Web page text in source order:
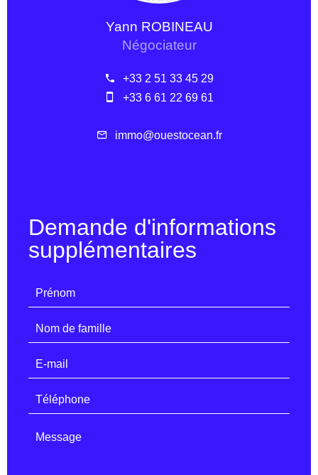
Yann ROBINEAU
Négociateur
+33 2 51 33 45 29
+33 6 61 22 69 61
immo@ouestocean.fr
Demande d'informations
supplémentaires